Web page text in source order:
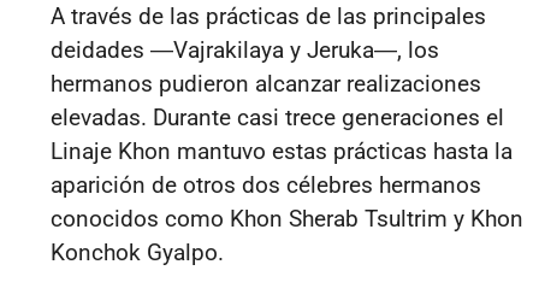
A través de las prácticas de las principales
deidades ―Vajrakilaya y Jeruka―, los
hermanos pudieron alcanzar realizaciones
elevadas. Durante casi trece generaciones el
Linaje Khon mantuvo estas prácticas hasta la
aparición de otros dos célebres hermanos
conocidos como Khon Sherab Tsultrim y Khon
Konchok Gyalpo.